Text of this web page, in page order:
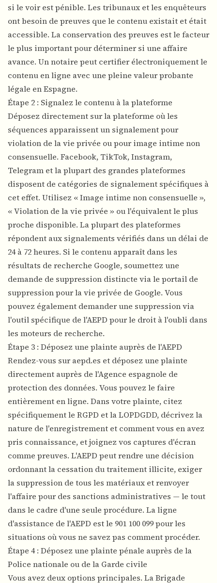
si le voir est pénible. Les tribunaux et les enquêteurs
ont besoin de preuves que le contenu existait et était
accessible. La conservation des preuves est le facteur
le plus important pour déterminer si une affaire
avance. Un notaire peut certifier électroniquement le
contenu en ligne avec une pleine valeur probante
légale en Espagne.
Étape 2 : Signalez le contenu à la plateforme
Déposez directement sur la plateforme où les
séquences apparaissent un signalement pour
violation de la vie privée ou pour image intime non
consensuelle. Facebook, TikTok, Instagram,
Telegram et la plupart des grandes plateformes
disposent de catégories de signalement spécifiques à
cet effet. Utilisez « Image intime non consensuelle »,
« Violation de la vie privée » ou l'équivalent le plus
proche disponible. La plupart des plateformes
répondent aux signalements vérifiés dans un délai de
24 à 72 heures. Si le contenu apparaît dans les
résultats de recherche Google, soumettez une
demande de suppression distincte via le portail de
suppression pour la vie privée de Google. Vous
pouvez également demander une suppression via
l'outil spécifique de l'AEPD pour le droit à l'oubli dans
les moteurs de recherche.
Étape 3 : Déposez une plainte auprès de l'AEPD
Rendez-vous sur aepd.es et déposez une plainte
directement auprès de l'Agence espagnole de
protection des données. Vous pouvez le faire
entièrement en ligne. Dans votre plainte, citez
spécifiquement le RGPD et la LOPDGDD, décrivez la
nature de l'enregistrement et comment vous en avez
pris connaissance, et joignez vos captures d'écran
comme preuves. L'AEPD peut rendre une décision
ordonnant la cessation du traitement illicite, exiger
la suppression de tous les matériaux et renvoyer
l'affaire pour des sanctions administratives — le tout
dans le cadre d'une seule procédure. La ligne
d'assistance de l'AEPD est le 901 100 099 pour les
situations où vous ne savez pas comment procéder.
Étape 4 : Déposez une plainte pénale auprès de la
Police nationale ou de la Garde civile
Vous avez deux options principales. La Brigade